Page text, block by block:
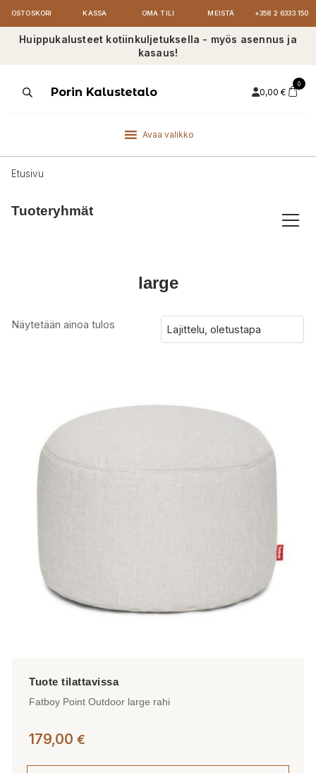
OSTOSKORI KASSA OMA TILI MEISTÄ +358 2 6333 150
Huippukalusteet kotiinkuljetuksella - myös asennus ja
kasaus!
ProductsPorin Kalustetalo 0,00 €
0
Avaa valikko
Etusivu
Tuoteryhmät
large
Näytetään ainoa tulos
Fatboy Point Outdoor large rahi
179,00 €